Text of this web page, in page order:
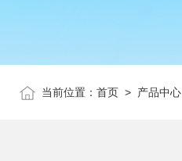
当前位置： 首页 > 产品中心